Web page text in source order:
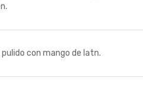
pulido con mango de latn.